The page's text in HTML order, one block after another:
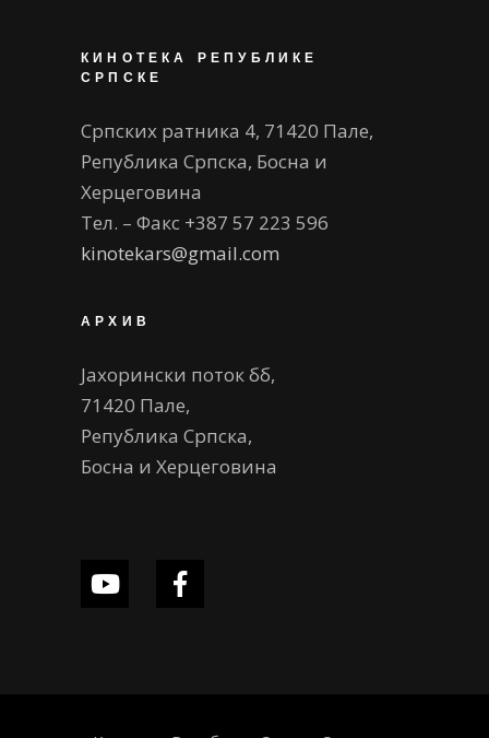
КИНОТЕКА РЕПУБЛИКЕ
СРПСКЕ
Српских ратника 4, 71420 Пале,
Република Српска, Босна и
Херцеговина
Тел. – Факс +387 57 223 596
kinotekars@gmail.com
АРХИВ
Јахорински поток бб,
71420 Пале,
Република Српска,
Босна и Херцеговина